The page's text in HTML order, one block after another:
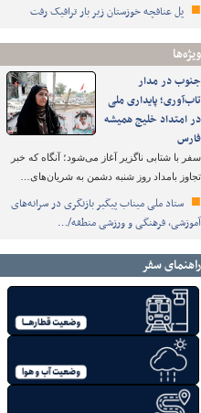
پل عنافچه خوزستان زیر بار ترافیک رفت
ویژه‌ها
جنوب در مدار
تاب‌آوری؛ پایداری ملی
در امتداد خلیج همیشه
فارس
سفر با شتابی ناگزیر آغاز می‌شود؛ آنگاه که خبر
تجاوز بامداد روز شنبه دشمن به شریان‌های…
ستاد ملی میناب پیگیر بازنگری در سرانه‌های
آموزشی، فرهنگی و ورزشی منطقه/…
راهنمای سفر